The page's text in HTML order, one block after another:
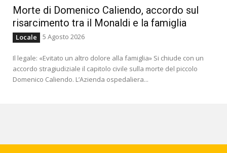
Morte di Domenico Caliendo, accordo sul
risarcimento tra il Monaldi e la famiglia
Locale 5 Agosto 2026
Il legale: «Evitato un altro dolore alla famiglia» Si chiude con un
accordo stragiudiziale il capitolo civile sulla morte del piccolo
Domenico Caliendo. L’Azienda ospedaliera...